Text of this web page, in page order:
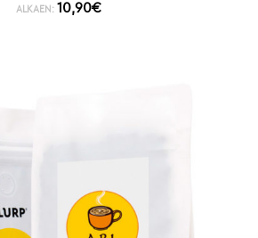
ALKAEN: 10,90€